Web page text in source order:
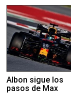
Albon sigue los
pasos de Max